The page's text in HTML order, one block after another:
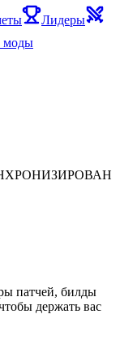
Лидеры
моды
патчей, билды
держать вас